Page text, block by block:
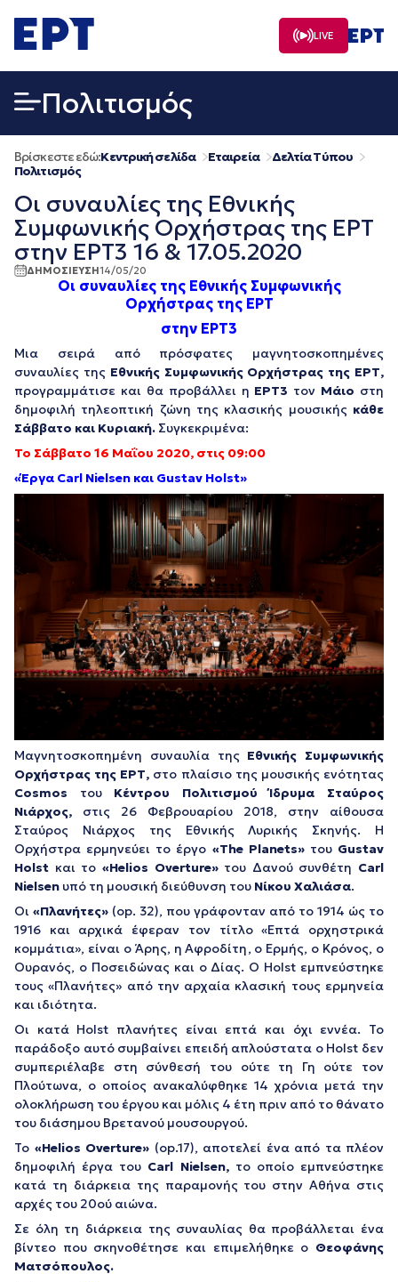
σε
περιεχόμενο
LIVE
Πολιτισμός
Βρίσκεστε εδώ:Κεντρική σελίδα Εταιρεία
Δελτία Τύπου
Πολιτισμός
Οι συναυλίες της Εθνικής
Συμφωνικής Ορχήστρας της ΕΡΤ
στην ΕΡΤ3 16 & 17.05.2020
ΔΗΜΟΣΙΕΥΣΗ14/05/20
Οι συναυλίες της Εθνικής Συμφωνικής
Ορχήστρας της ΕΡΤ
στην ΕΡΤ3
Μια σειρά από πρόσφατες μαγνητοσκοπημένες
συναυλίες της Εθνικής Συμφωνικής Ορχήστρας της ΕΡΤ,
προγραμμάτισε και θα προβάλλει η ΕΡΤ3 τον Μάιο στη
δημοφιλή τηλεοπτική ζώνη της κλασικής μουσικής κάθε
Σάββατο και Κυριακή. Συγκεκριμένα:
Το Σάββατο 16 Μαΐου 2020, στις 09:00
«Έργα Carl Nielsen και Gustav Holst»
Μαγνητοσκοπημένη συναυλία τηςΕθνικής Συμφωνικής
Ορχήστρας της ΕΡΤ, στο πλαίσιο της μουσικής ενότητας
Cosmos του Κέντρου Πολιτισμού Ίδρυμα Σταύρος
Νιάρχος, στις 26 Φεβρουαρίου 2018, στην αίθουσα
Σταύρος Νιάρχος της Εθνικής Λυρικής Σκηνής. Η
Ορχήστρα ερμηνεύει το έργο «The Planets»του Gustav
Holst και το «Helios Overture»του Δανού συνθέτη Carl
Nielsen υπό τη μουσική διεύθυνση του Νίκου Χαλιάσα.
Οι «Πλανήτες» (op. 32), που γράφονταν από το 1914 ώς το
1916 και αρχικά έφεραν τον τίτλο «Επτά ορχηστρικά
κομμάτια», είναι ο Άρης, η Αφροδίτη, ο Ερμής, ο Κρόνος, ο
Ουρανός, ο Ποσειδώνας και ο Δίας. Ο Holst εμπνεύστηκε
τους «Πλανήτες» από την αρχαία κλασική τους ερμηνεία
και ιδιότητα.
Οι κατά Holst πλανήτες είναι επτά και όχι εννέα. Το
παράδοξο αυτό συμβαίνει επειδή απλούστατα ο Holst δεν
συμπεριέλαβε στη σύνθεσή του ούτε τη Γη ούτε τον
Πλούτωνα, ο οποίος ανακαλύφθηκε 14 χρόνια μετά την
ολοκλήρωση του έργου και μόλις 4 έτη πριν από το θάνατο
του διάσημου Βρετανού μουσουργού.
Το «Helios Overture» (op.17), αποτελεί ένα από τα πλέον
δημοφιλή έργα του Carl Nielsen,το οποίο εμπνεύστηκε
κατά τη διάρκεια της παραμονής του στην Αθήνα στις
αρχές του 20ού αιώνα.
Σε όλη τη διάρκεια της συναυλίας θα προβάλλεται ένα
βίντεο που σκηνοθέτησε και επιμελήθηκε ο Θεοφάνης
Ματσόπουλος.